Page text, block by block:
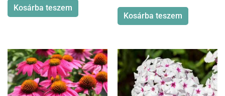
Kosárba teszem
Kosárba teszem